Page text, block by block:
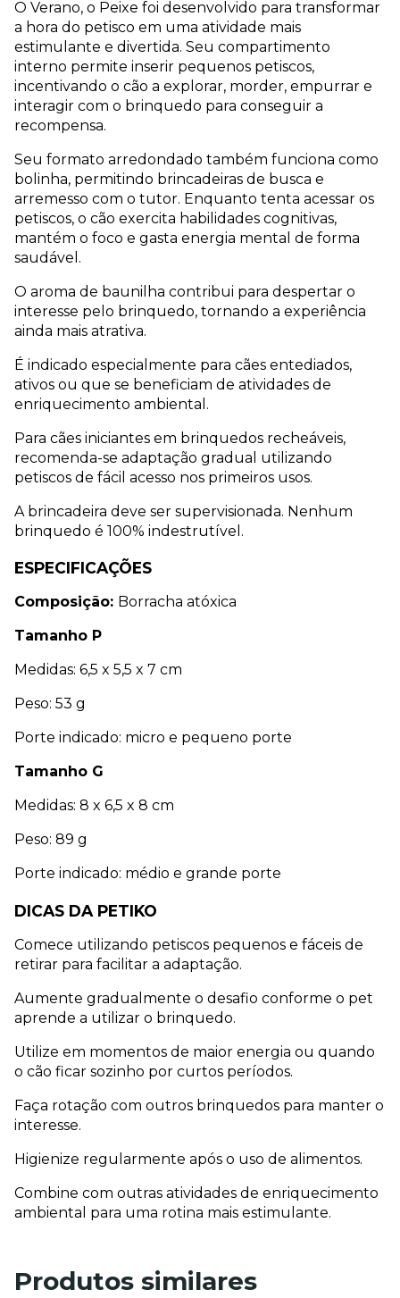
O Verano, o Peixe foi desenvolvido para transformar
a hora do petisco em uma atividade mais
estimulante e divertida. Seu compartimento
interno permite inserir pequenos petiscos,
incentivando o cão a explorar, morder, empurrar e
interagir com o brinquedo para conseguir a
recompensa.
Seu formato arredondado também funciona como
bolinha, permitindo brincadeiras de busca e
arremesso com o tutor. Enquanto tenta acessar os
petiscos, o cão exercita habilidades cognitivas,
mantém o foco e gasta energia mental de forma
saudável.
O aroma de baunilha contribui para despertar o
interesse pelo brinquedo, tornando a experiência
ainda mais atrativa.
É indicado especialmente para cães entediados,
ativos ou que se beneficiam de atividades de
enriquecimento ambiental.
Para cães iniciantes em brinquedos recheáveis,
recomenda-se adaptação gradual utilizando
petiscos de fácil acesso nos primeiros usos.
A brincadeira deve ser supervisionada. Nenhum
brinquedo é 100% indestrutível.
ESPECIFICAÇÕES
Composição: Borracha atóxica
Tamanho P
Medidas: 6,5 x 5,5 x 7 cm
Peso: 53 g
Porte indicado: micro e pequeno porte
Tamanho G
Medidas: 8 x 6,5 x 8 cm
Peso: 89 g
Porte indicado: médio e grande porte
DICAS DA PETIKO
Comece utilizando petiscos pequenos e fáceis de
retirar para facilitar a adaptação.
Aumente gradualmente o desafio conforme o pet
aprende a utilizar o brinquedo.
Utilize em momentos de maior energia ou quando
o cão ficar sozinho por curtos períodos.
Faça rotação com outros brinquedos para manter o
interesse.
Higienize regularmente após o uso de alimentos.
Combine com outras atividades de enriquecimento
ambiental para uma rotina mais estimulante.
Produtos similares